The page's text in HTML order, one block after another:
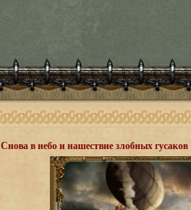
Снова в небо и нашествие злобных гусаков